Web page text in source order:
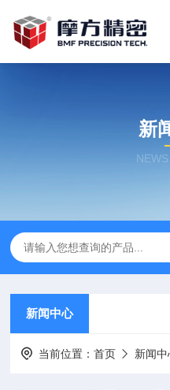
新
新闻中心
当前位置：首页 新闻中